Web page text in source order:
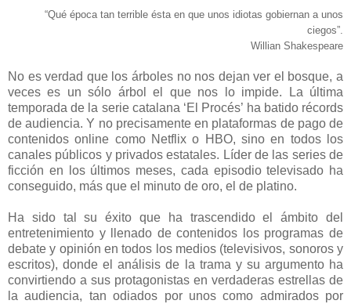
“Qué época tan terrible ésta en que unos idiotas gobiernan a unos
ciegos”.
Willian Shakespeare
No es verdad que los árboles no nos dejan ver el bosque, a
veces es un sólo árbol el que nos lo impide. La última
temporada de la serie catalana ‘El Procés’ ha batido récords
de audiencia. Y no precisamente en plataformas de pago de
contenidos online como Netflix o HBO, sino en todos los
canales públicos y privados estatales. Líder de las series de
ficción en los últimos meses, cada episodio televisado ha
conseguido, más que el minuto de oro, el de platino.
Ha sido tal su éxito que ha trascendido el ámbito del
entretenimiento y llenado de contenidos los programas de
debate y opinión en todos los medios (televisivos, sonoros y
escritos), donde el análisis de la trama y su argumento ha
convirtiendo a sus protagonistas en verdaderas estrellas de
la audiencia, tan odiados por unos como admirados por